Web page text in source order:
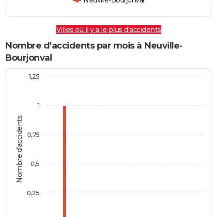
Villes où il y a le plus d'accidents
Nombre d'accidents par mois à Neuville-
Bourjonval
Nombre d'accidents
1
0,25
0,5
0,75
1,25